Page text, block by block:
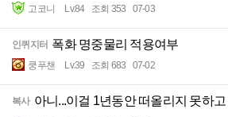
고코니 Lv.84 조회 353 07-03
인퀴지터 폭화 명중물리 적용여부
쿵푸챈 Lv.39 조회 683 07-02
복사 아니...이걸 1년동안 떠올리지 못하고